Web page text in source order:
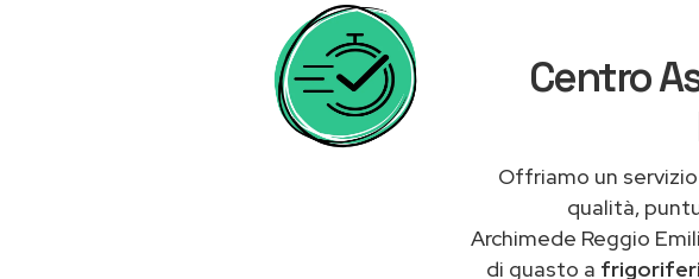
Centro
Offriamo un
qualità,
Archimede Reggio
di guasto a